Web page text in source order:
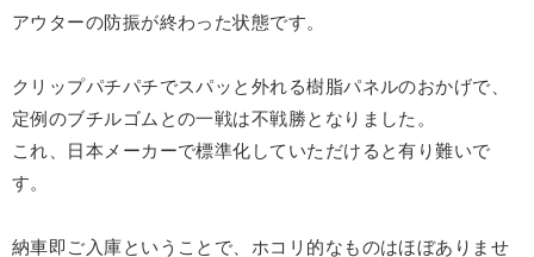
アウターの防振が終わった状態です。
クリップパチパチでスパッと外れる樹脂パネルのおかげで、
定例のブチルゴムとの一戦は不戦勝となりました。
これ、日本メーカーで標準化していただけると有り難いで
す。
納車即ご入庫ということで、ホコリ的なものはほぼありませ